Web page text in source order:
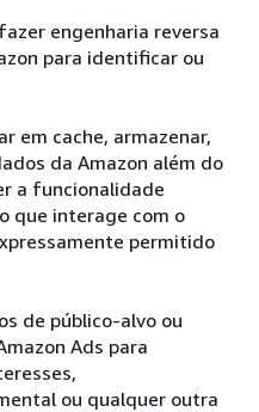
engenharia reversa
para identificar ou
em cache, armazenar,
da Amazon além do
a funcionalidade
que interage com o
permitido
de público-alvo ou
Ads para
ou qualquer outra